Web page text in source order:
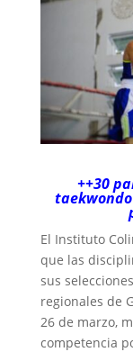
++30
El Instituto
que las
sus
regionales de
26 de marzo,
competencia